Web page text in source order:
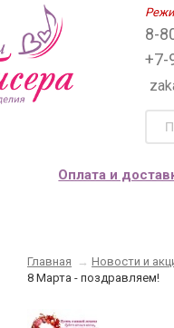
8-
+7-
Оплата и
Главная → Новости и
8 Марта - поздравляем!